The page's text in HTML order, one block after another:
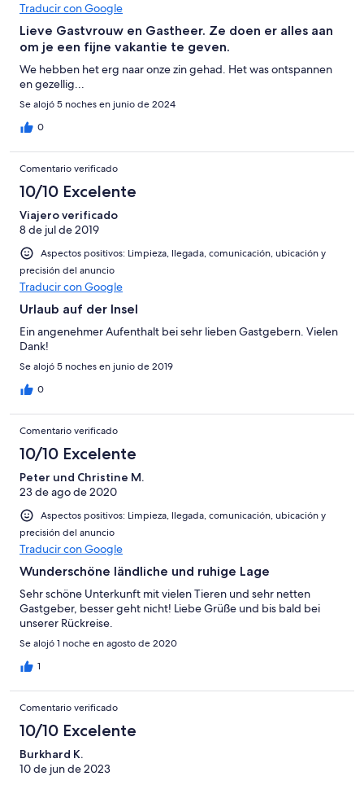
Horrible
Traducir con Google
Lieve Gastvrouw en Gastheer. Ze doen er alles aan
om je een fijne vakantie te geven.
We hebben het erg naar onze zin gehad. Het was ontspannen
en gezellig...
Se alojó 5 noches en junio de 2024
0
Comentario verificado
10/10 Excelente
Viajero verificado
8 de jul de 2019
Aspectos positivos: Limpieza, llegada, comunicación, ubicación y
precisión del anuncio
Traducir con Google
Urlaub auf der Insel
Ein angenehmer Aufenthalt bei sehr lieben Gastgebern. Vielen
Dank!
Se alojó 5 noches en junio de 2019
0
Comentario verificado
10/10 Excelente
Peter und Christine M.
23 de ago de 2020
Aspectos positivos: Limpieza, llegada, comunicación, ubicación y
precisión del anuncio
Traducir con Google
Wunderschöne ländliche und ruhige Lage
Sehr schöne Unterkunft mit vielen Tieren und sehr netten
Gastgeber, besser geht nicht! Liebe Grüße und bis bald bei
unserer Rückreise.
Se alojó 1 noche en agosto de 2020
1
Comentario verificado
10/10 Excelente
Burkhard K.
10 de jun de 2023